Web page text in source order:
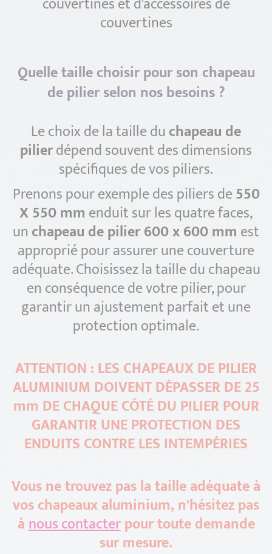
couvertines
Quelle taille choisir pour son chapeau
de pilier selon nos besoins ?
Le choix de la taille duchapeau de
pilierdépend souvent des dimensions
spécifiques de vos piliers.
Prenons pour exemple des piliers de550
X 550 mm enduit sur les quatre faces,
un chapeau de pilier 600 x 600 mm est
approprié pour assurer une couverture
adéquate. Choisissez la taille du chapeau
en conséquence de votre pilier, pour
garantir un ajustement parfait et une
protection optimale.
ATTENTION : LES CHAPEAUX DE PILIER
ALUMINIUM DOIVENT DÉPASSER DE 25
mm DE CHAQUE CÔTÉ DU PILIER POUR
GARANTIR UNE PROTECTION DES
ENDUITS CONTRE LES INTEMPÉRIES
Vous ne trouvez pas la taille adéquate à
vos chapeaux aluminium, n'hésitez pas
ànous contacterpour toute demande
sur mesure.